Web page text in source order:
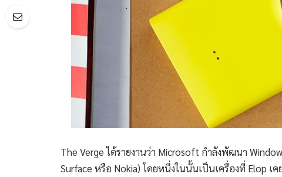
The Verge ได้รายงานว่า Microsoft กำลังพัฒนา
Surface หรือ Nokia) โดยหนึ่งในนั้นเป็นเครื่องที่ Elop